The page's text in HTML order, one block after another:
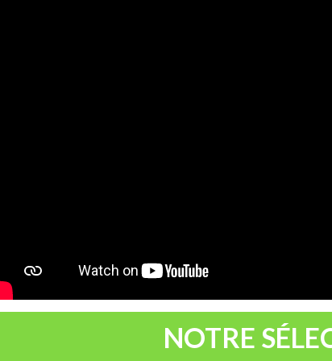
NOTRE